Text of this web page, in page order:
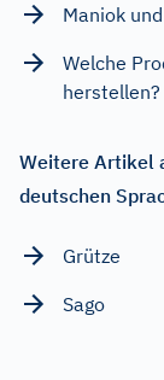
Maniok
Welche
herstellen?
Weitere Artikel
deutschen
Grütze
Sago